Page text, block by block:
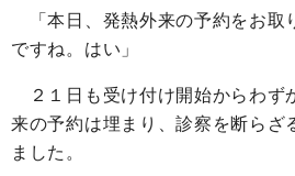
「本日、発熱外来の予約をお取
ですね。はい」
２１日も受け付け開始からわず
来の予約は埋まり、診察を断らざ
ました。